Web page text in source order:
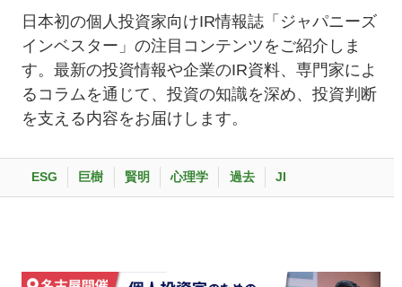
日本初の個人投資家向けIR情報誌「ジャパニーズ
インベスター」の注目コンテンツをご紹介しま
す。最新の投資情報や企業のIR資料、専門家によ
るコラムを通じて、投資の知識を深め、投資判断
を支える内容をお届けします。
ESG 巨樹 賢明 心理学 過去 JI